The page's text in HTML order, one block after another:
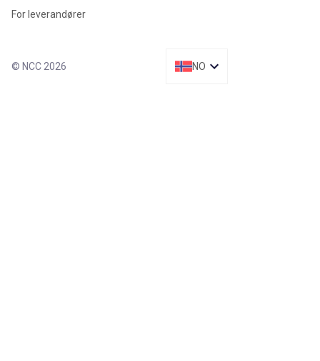
For leverandører
© NCC 2026 NO